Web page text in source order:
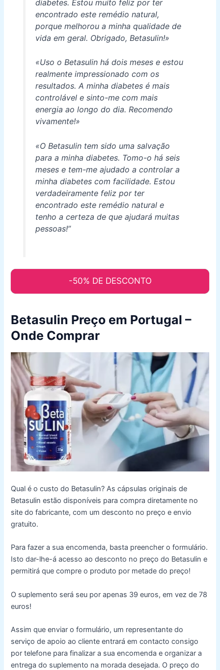
diabetes. Estou muito feliz por ter
encontrado este remédio natural,
porque melhorou a minha qualidade de
vida em geral. Obrigado, Betasulin!»
«Uso o Betasulin há dois meses e estou
realmente impressionado com os
resultados. A minha diabetes é mais
controlável e sinto-me com mais
energia ao longo do dia. Recomendo
vivamente!»
«O Betasulin tem sido uma salvação
para a minha diabetes. Tomo-o há seis
meses e tem-me ajudado a controlar a
minha diabetes com facilidade. Estou
verdadeiramente feliz por ter
encontrado este remédio natural e
tenho a certeza de que ajudará muitas
pessoas!”
-50% DE DESCONTO
Betasulin Preço em Portugal –
Onde Comprar
Qual é o custo do Betasulin? As cápsulas originais de
Betasulin estão disponíveis para compra diretamente no
site do fabricante, com um desconto no preço e envio
gratuito.
Para fazer a sua encomenda, basta preencher o formulário.
Isto dar-lhe-á acesso ao desconto no preço do Betasulin e
permitirá que compre o produto por metade do preço!
O suplemento será seu por apenas 39 euros, em vez de 78
euros!
Assim que enviar o formulário, um representante do
serviço de apoio ao cliente entrará em contacto consigo
por telefone para finalizar a sua encomenda e organizar a
entrega do suplemento na morada desejada. O preço do